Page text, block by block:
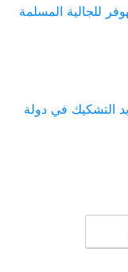
للجالية المسلمة
التشكيك في دولة